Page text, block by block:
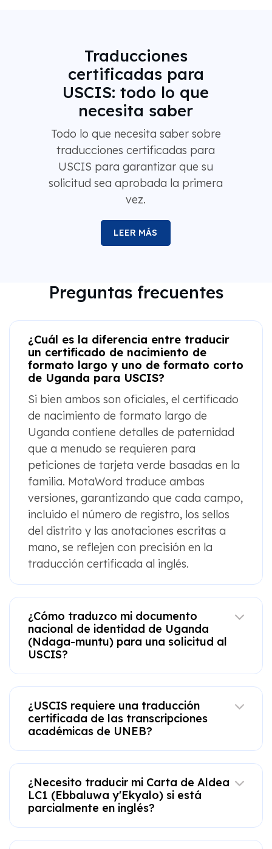
Traducciones
certificadas para
USCIS: todo lo que
necesita saber
Todo lo que necesita saber sobre
traducciones certificadas para
USCIS para garantizar que su
solicitud sea aprobada la primera
vez.
LEER MÁS
Preguntas frecuentes
¿Cuál es la diferencia entre traducir
un certificado de nacimiento de
formato largo y uno de formato corto
de Uganda para USCIS?
Si bien ambos son oficiales, el certificado
de nacimiento de formato largo de
Uganda contiene detalles de paternidad
que a menudo se requieren para
peticiones de tarjeta verde basadas en la
familia. MotaWord traduce ambas
versiones, garantizando que cada campo,
incluido el número de registro, los sellos
del distrito y las anotaciones escritas a
mano, se reflejen con precisión en la
traducción certificada al inglés.
¿Cómo traduzco mi documento
nacional de identidad de Uganda
(Ndaga-muntu) para una solicitud al
USCIS?
¿USCIS requiere una traducción
certificada de las transcripciones
académicas de UNEB?
¿Necesito traducir mi Carta de Aldea
LC1 (Ebbaluwa y'Ekyalo) si está
parcialmente en inglés?